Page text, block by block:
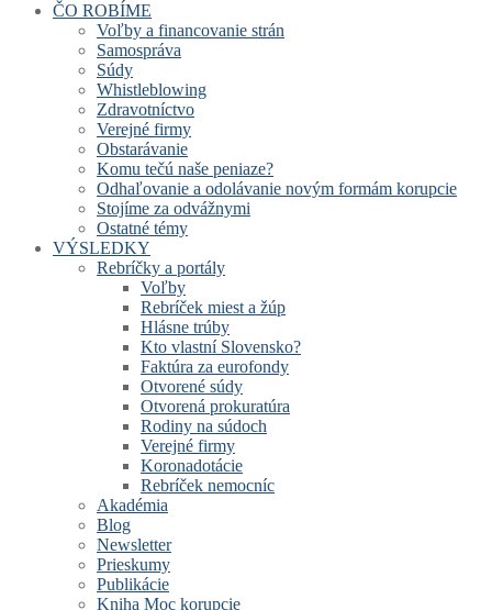
ČO ROBÍME
Voľby a financovanie strán
Samospráva
Súdy
Whistleblowing
Zdravotníctvo
Verejné firmy
Obstarávanie
Komu tečú naše peniaze?
Odhaľovanie a odolávanie novým formám korupcie
Stojíme za odvážnymi
Ostatné témy
VÝSLEDKY
Rebríčky a portály
Voľby
Rebríček miest a žúp
Hlásne trúby
Kto vlastní Slovensko?
Faktúra za eurofondy
Otvorené súdy
Otvorená prokuratúra
Rodiny na súdoch
Verejné firmy
Koronadotácie
Rebríček nemocníc
Akadémia
Blog
Newsletter
Prieskumy
Publikácie
Kniha Moc korupcie